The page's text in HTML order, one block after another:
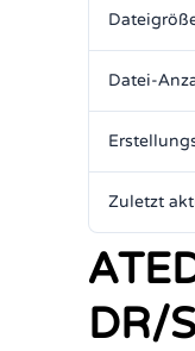
Datei-
Zuletzt
DR/